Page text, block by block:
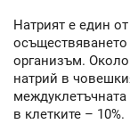
Натрият е един
организъм.
натрий в
междуклетъчната
в клетките – 10%.